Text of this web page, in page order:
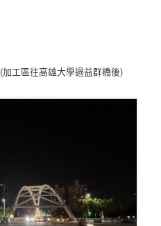
工區往高雄大學過益群橋後)